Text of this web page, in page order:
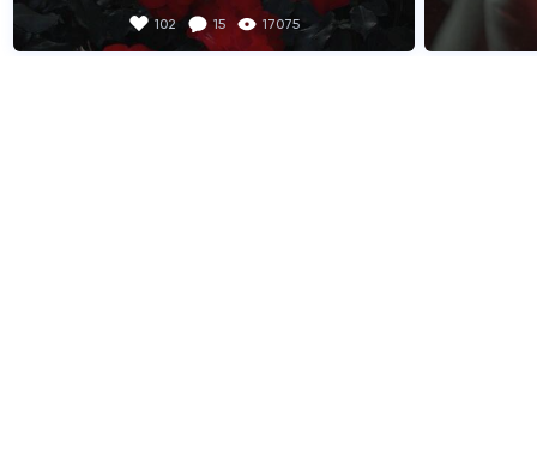
And later I looked back to get a sense
This empty glance was hellish call of past.
102 15 17075